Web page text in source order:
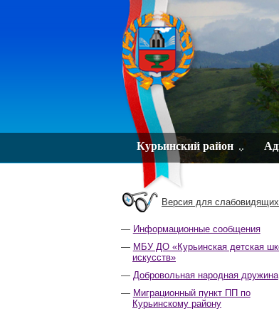
Курьинский район
Версия для слабовидящих
Информационные сообщения
МБУ ДО «Курьинская детская
искусств»
Добровольная народная дружина
Миграционный пункт ПП по
Курьинскому району